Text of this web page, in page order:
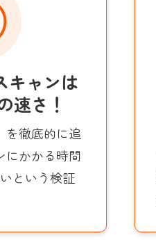
キャンは
速さ！
を徹底的に追
にかかる時間
という検証